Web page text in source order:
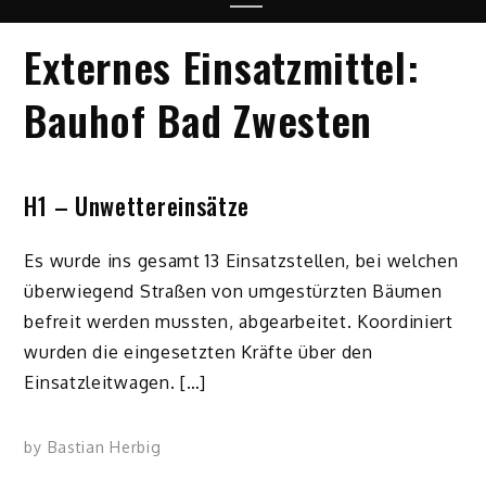
Externes Einsatzmittel:
Bauhof Bad Zwesten
H1 – Unwettereinsätze
Es wurde ins gesamt 13 Einsatzstellen, bei welchen
überwiegend Straßen von umgestürzten Bäumen
befreit werden mussten, abgearbeitet. Koordiniert
wurden die eingesetzten Kräfte über den
Einsatzleitwagen. […]
by Bastian Herbig